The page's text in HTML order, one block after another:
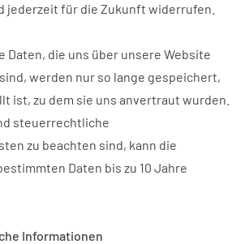
jederzeit für die Zukunft widerrufen.
Daten, die uns über unsere Website
werden nur so lange gespeichert,
ist, zu dem sie uns anvertraut wurden.
steuerrechtliche
zu beachten sind, kann die
Daten bis zu 10 Jahre
Informationen